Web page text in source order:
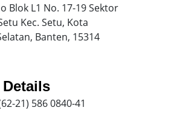
Blok L1 No. 17-19 Sektor
Kec. Setu, Kota
Banten, 15314
21) 586 0840-41